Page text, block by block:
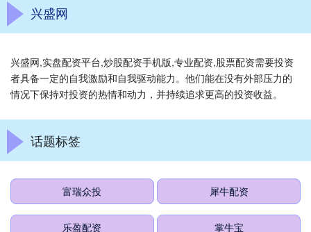
兴盛网
兴盛网,实盘配资平台,炒股配资手机版,专业配资,股票配资需要投资
者具备一定的自我激励和自我驱动能力。他们能在没有外部压力的
情况下保持对投资的热情和动力，并持续追求更高的投资收益。
话题标签
富瑞众投 犀牛配资
乐盈配资 掌牛宝